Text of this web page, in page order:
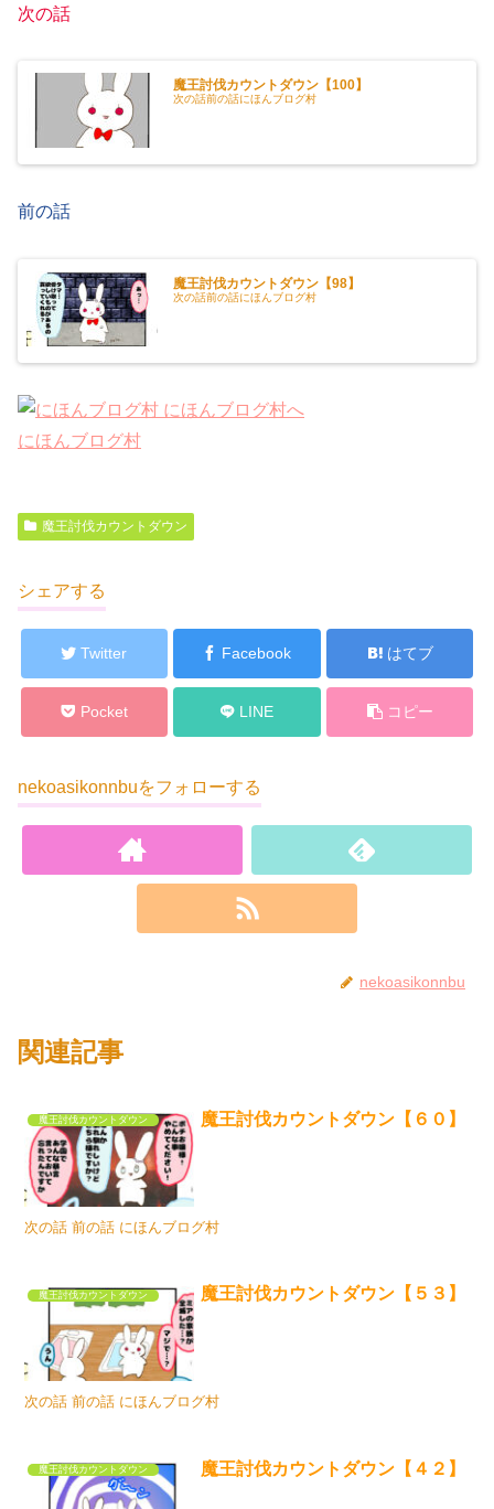
次の話
魔王討伐カウントダウン【100】
次の話前の話にほんブログ村
前の話
魔王討伐カウントダウン【98】
次の話前の話にほんブログ村
にほんブログ村
魔王討伐カウントダウン
シェアする
Twitter Facebook はてブ
Pocket LINE コピー
nekoasikonnbuをフォローする
nekoasikonnbu
関連記事
魔王討伐カウントダウン 魔王討伐カウントダウン【６０】
次の話 前の話 にほんブログ村
魔王討伐カウントダウン 魔王討伐カウントダウン【５３】
次の話 前の話 にほんブログ村
魔王討伐カウントダウン 魔王討伐カウントダウン【４２】